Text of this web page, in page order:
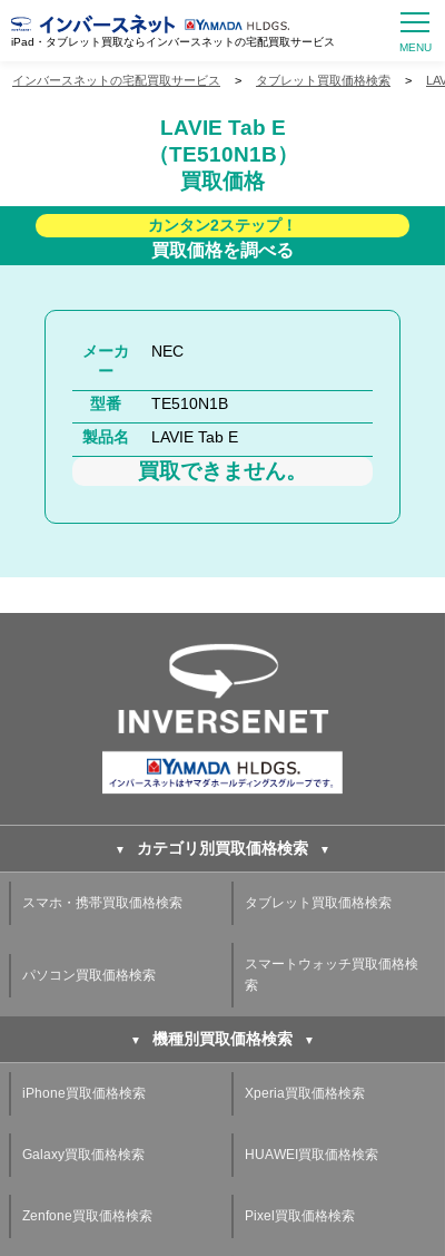
iPad・タブレット買取ならインバースネットの宅配買取サービス
インバースネットの宅配買取サービス > タブレット買取価格検索 >
LAVIE Tab E
（TE510N1B）
買取価格
カンタン2ステップ！
買取価格を調べる
メーカ
ー
NEC
型番
TE510N1B
製品名
LAVIE Tab E
買取できません。
カテゴリ別買取価格検索
スマホ・携帯買取価格検索 タブレット買取価格検索
パソコン買取価格検索
スマートウォッチ買取価格検
索
機種別買取価格検索
iPhone買取価格検索 Xperia買取価格検索
Galaxy買取価格検索 HUAWEI買取価格検索
Zenfone買取価格検索 Pixel買取価格検索